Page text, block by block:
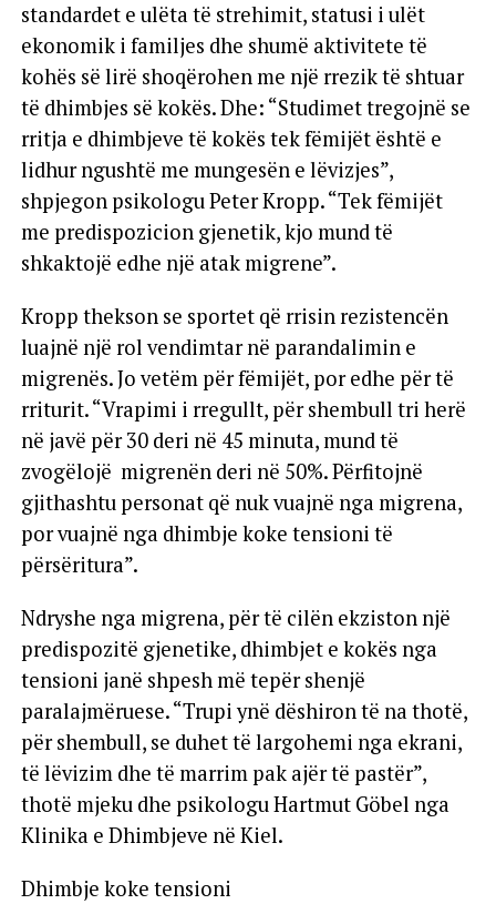
standardet e ulëta të strehimit, statusi i ulët
ekonomik i familjes dhe shumë aktivitete të
kohës së lirë shoqërohen me një rrezik të shtuar
të dhimbjes së kokës. Dhe: “Studimet tregojnë se
rritja e dhimbjeve të kokës tek fëmijët është e
lidhur ngushtë me mungesën e lëvizjes”,
shpjegon psikologu Peter Kropp. “Tek fëmijët
me predispozicion gjenetik, kjo mund të
shkaktojë edhe një atak migrene”.
Kropp thekson se sportet që rrisin rezistencën
luajnë një rol vendimtar në parandalimin e
migrenës. Jo vetëm për fëmijët, por edhe për të
rriturit. “Vrapimi i rregullt, për shembull tri herë
në javë për 30 deri në 45 minuta, mund të
zvogëlojë migrenën deri në 50%. Përfitojnë
gjithashtu personat që nuk vuajnë nga migrena,
por vuajnë nga dhimbje koke tensioni të
përsëritura”.
Ndryshe nga migrena, për të cilën ekziston një
predispozitë gjenetike, dhimbjet e kokës nga
tensioni janë shpesh më tepër shenjë
paralajmëruese. “Trupi ynë dëshiron të na thotë,
për shembull, se duhet të largohemi nga ekrani,
të lëvizim dhe të marrim pak ajër të pastër”,
thotë mjeku dhe psikologu Hartmut Göbel nga
Klinika e Dhimbjeve në Kiel.
Dhimbje koke tensioni